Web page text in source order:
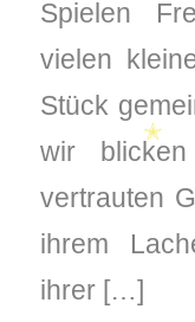
Spielen
vielen
Stück
wir
vertrauten
ihrem
ihrer […]